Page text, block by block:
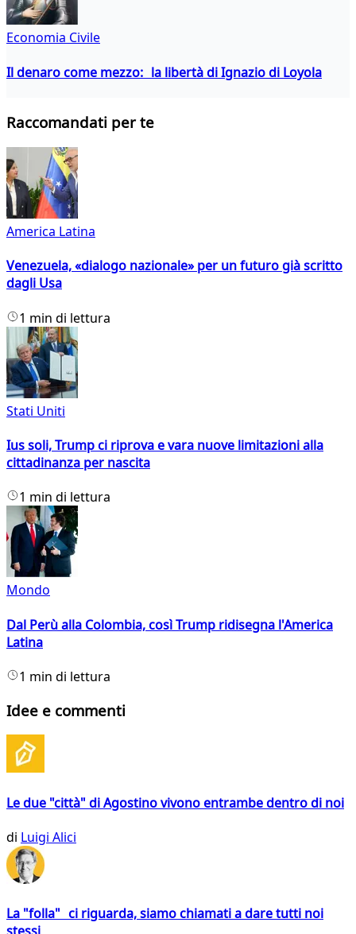
Economia Civile
Il denaro come mezzo: la libertà di Ignazio di Loyola
Raccomandati per te
America Latina
Venezuela, «dialogo nazionale» per un futuro già scritto
dagli Usa
1 min di lettura
Stati Uniti
Ius soli, Trump ci riprova e vara nuove limitazioni alla
cittadinanza per nascita
1 min di lettura
Mondo
Dal Perù alla Colombia, così Trump ridisegna l'America
Latina
1 min di lettura
Idee e commenti
Le due "città" di Agostino vivono entrambe dentro di noi
di Luigi Alici
La "folla" ci riguarda, siamo chiamati a dare tutti noi